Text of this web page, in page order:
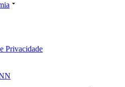
Privacidade